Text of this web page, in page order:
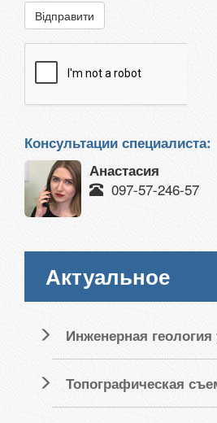
Відправити
Консультации специалиста:
Анастасия
097-57-246-57
Актуальное
Инженерная геология
Топографическая